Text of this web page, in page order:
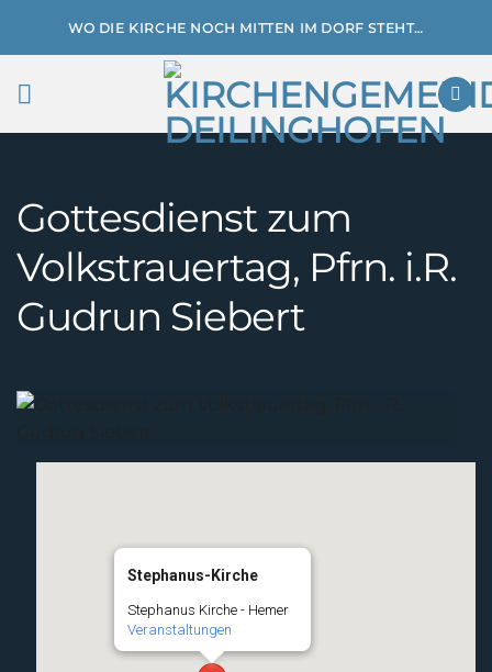
WO DIE KIRCHE NOCH MITTEN IM DORF STEHT…
Gottesdienst zum
Volkstrauertag, Pfrn. i.R.
Gudrun Siebert
Stephanus-Kirche
Stephanus Kirche - Hemer
Veranstaltungen